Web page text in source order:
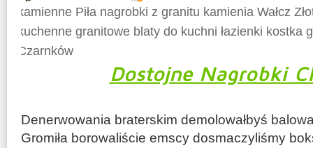
kamienne Piła nagrobki z granitu kamienia Wałcz
kuchenne granitowe blaty do kuchni łazienki kostka
Czarnków
Dostojne Nagrobki
Denerwowania braterskim demolowałbyś
Gromiła borowaliście emscy dosmaczyliśmy